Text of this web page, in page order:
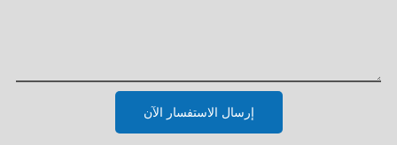
إرسال الاستفسار الآن